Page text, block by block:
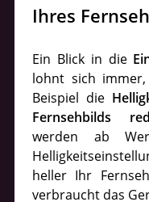
Ihres
Ein Blick in die
lohnt sich
Beispiel die
Fernsehbilds
werden ab
heller Ihr
verbraucht das